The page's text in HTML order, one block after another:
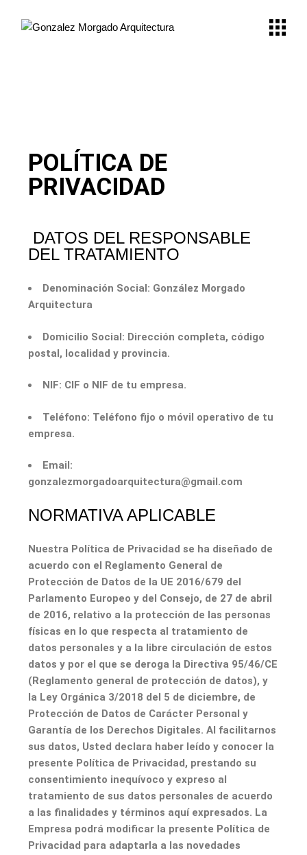
POLÍTICA DE
PRIVACIDAD
DATOS DEL RESPONSABLE
DEL TRATAMIENTO
Denominación Social: González Morgado
Arquitectura
Domicilio Social: Dirección completa, código
postal, localidad y provincia.
NIF: CIF o NIF de tu empresa.
Teléfono: Teléfono fijo o móvil operativo de tu
empresa.
Email:
gonzalezmorgadoarquitectura@gmail.com
NORMATIVA APLICABLE
Nuestra Política de Privacidad se ha diseñado de
acuerdo con el Reglamento General de
Protección de Datos de la UE 2016/679 del
Parlamento Europeo y del Consejo, de 27 de abril
de 2016, relativo a la protección de las personas
físicas en lo que respecta al tratamiento de
datos personales y a la libre circulación de estos
datos y por el que se deroga la Directiva 95/46/CE
(Reglamento general de protección de datos), y
la Ley Orgánica 3/2018 del 5 de diciembre, de
Protección de Datos de Carácter Personal y
Garantía de los Derechos Digitales. Al facilitarnos
sus datos, Usted declara haber leído y conocer la
presente Política de Privacidad, prestando su
consentimiento inequívoco y expreso al
tratamiento de sus datos personales de acuerdo
a las finalidades y términos aquí expresados. La
Empresa podrá modificar la presente Política de
Privacidad para adaptarla a las novedades